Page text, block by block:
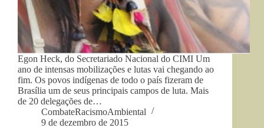
Egon Heck, do Secretariado Nacional do CIMI Um
ano de intensas mobilizações e lutas vai chegando ao
fim. Os povos indígenas de todo o país fizeram de
Brasília um de seus principais campos de luta. Mais
de 20 delegações de…
CombateRacismoAmbiental
9 de dezembro de 2015